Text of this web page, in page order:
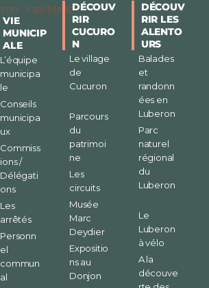
VIE
MUNICIP
ALE
L’équipe
municipa
le
Conseils
municipa
ux
Commiss
ions /
Délégati
ons
Les
arrêtés
Personn
el
commun
al
DÉCOUV
RIR
CUCURO
N
Le village
de
Cucuron
Parcours
du
patrimoi
ne
Les
circuits
Musée
Marc
Deydier
Expositio
ns au
Donjon
DÉCOUV
RIR LES
ALENTO
URS
Balades
et
randonn
ées en
Luberon
Parc
naturel
régional
du
Luberon
Le
Luberon
à vélo
A la
découve